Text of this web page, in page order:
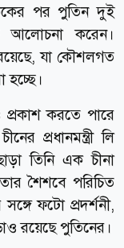
পর পুতিন দুই
আলোচনা করেন।
রয়েছে, যা কৌশলগত
হচ্ছে।
প্রকাশ করতে পারে
প্রধানমন্ত্রী লি
তিনি এক চীনা
শৈশবে পরিচিত
ফটো প্রদর্শনী,
রয়েছে পুতিনের।